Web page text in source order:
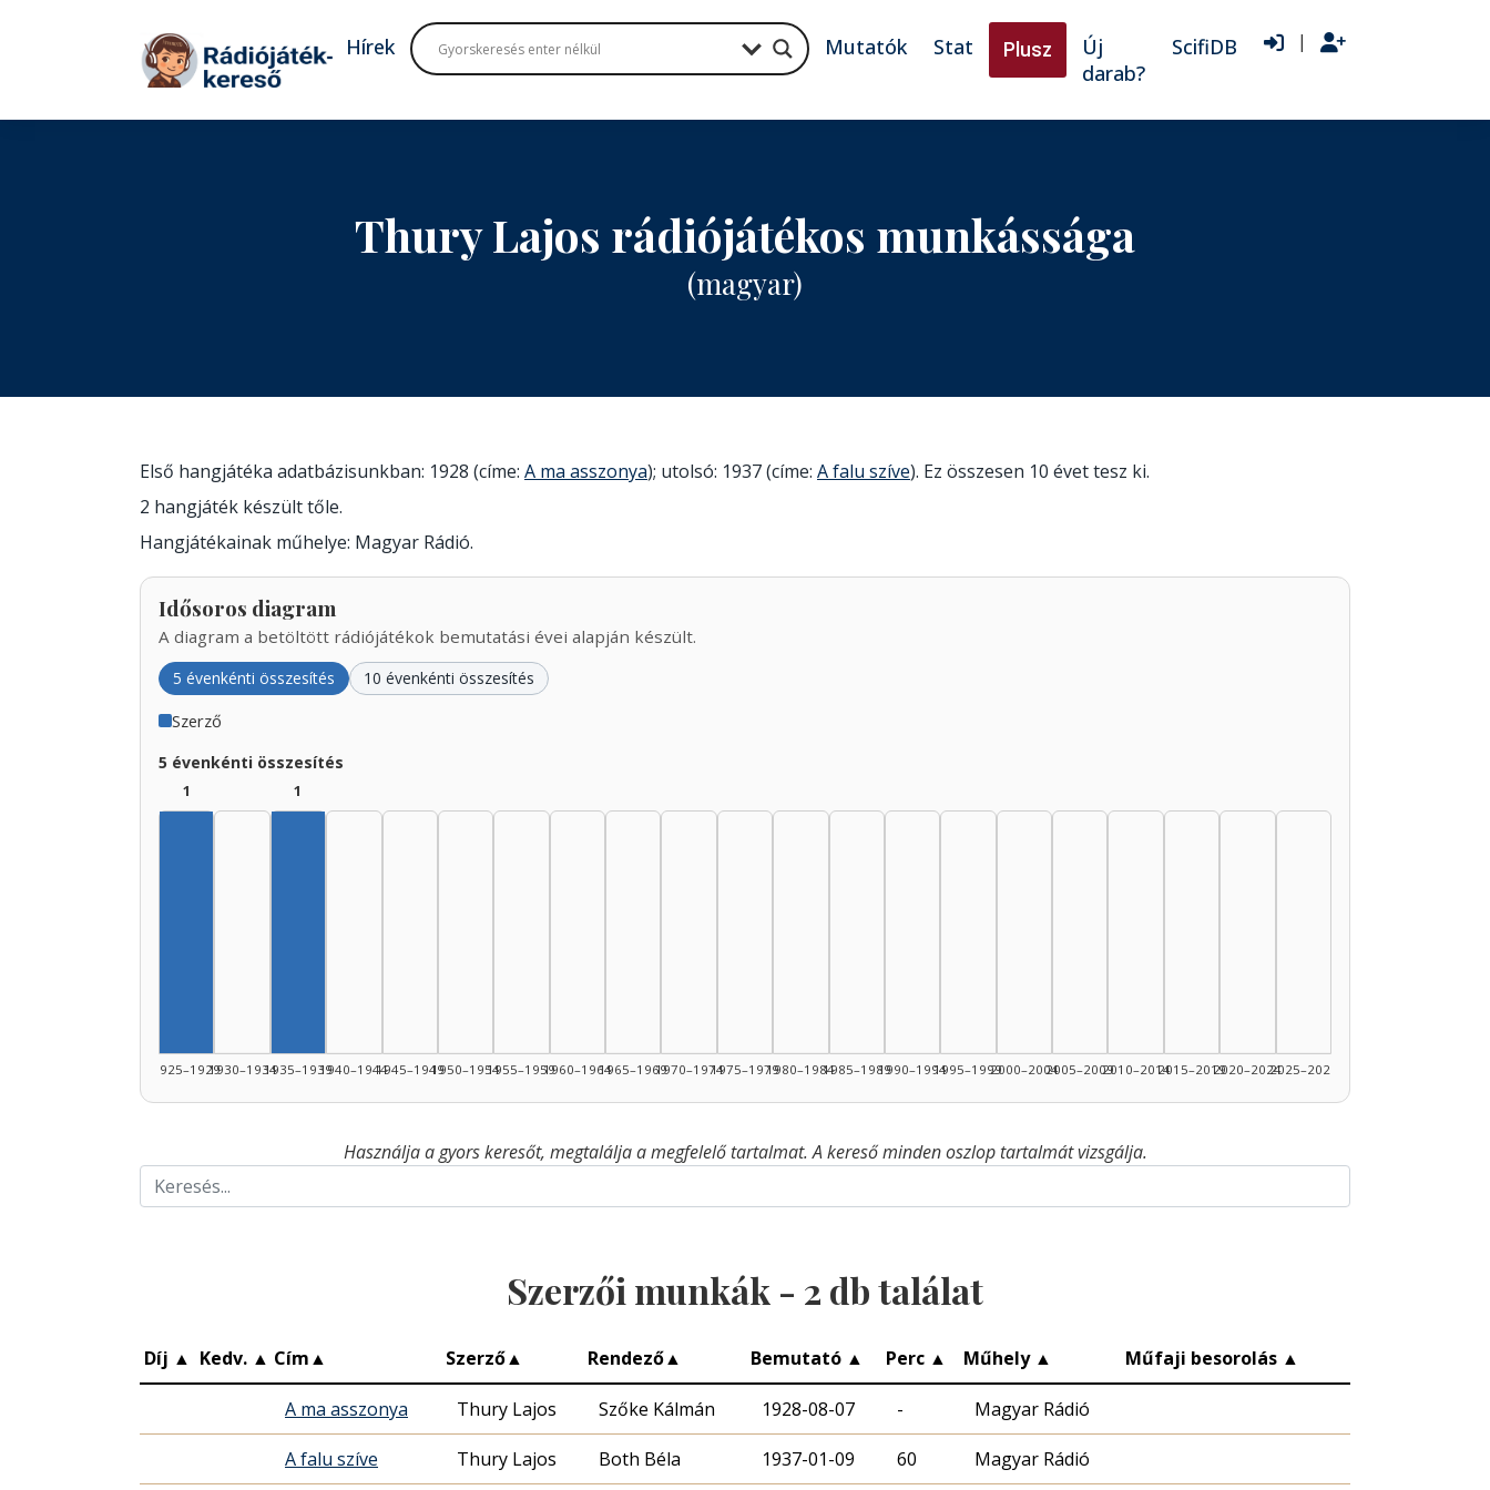
Tovább a tartalomhoz
Hírek Mutatók Stat Plusz
Új
darab?
ScifiDB |
Thury Lajos rádiójátékos munkássága
(magyar)
Első hangjátéka adatbázisunkban: 1928 (címe: A ma asszonya); utolsó: 1937 (címe: A falu szíve). Ez összesen 10 évet tesz ki.
2 hangjáték készült tőle.
Hangjátékainak műhelye: Magyar Rádió.
Idősoros diagram
A diagram a betöltött rádiójátékok bemutatási évei alapján készült.
5 évenkénti összesítés 10 évenkénti összesítés
Szerző
5 évenkénti összesítés
1
1925–19291930–1934
1
1935–19391940–19441945–19491950–19541955–19591960–19641965–19691970–19741975–19791980–19841985–19891990–19941995–19992000–20042005–20092010–20142015–20192020–20242025–2026
Használja a gyors keresőt, megtalálja a megfelelő tartalmat. A kereső minden oszlop tartalmát vizsgálja.
Szerzői munkák - 2 db találat
Díj ▲ Kedv. ▲ Cím▲ Szerző▲ Rendező▲ Bemutató ▲ Perc ▲ Műhely ▲ Műfaji besorolás ▲
A ma asszonya Thury Lajos Szőke Kálmán 1928-08-07 - Magyar Rádió
A falu szíve Thury Lajos Both Béla 1937-01-09 60 Magyar Rádió